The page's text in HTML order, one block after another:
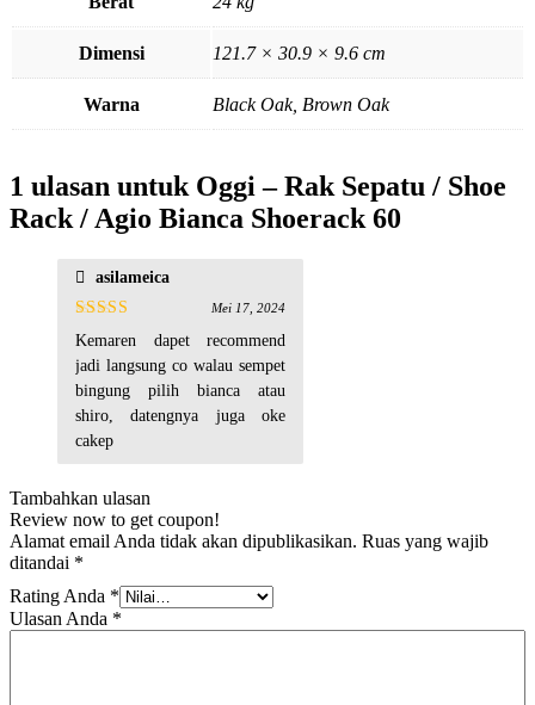
Dimensi 121.7 × 30.9 × 9.6 cm
Warna Black Oak, Brown Oak
1 ulasan untuk Oggi – Rak Sepatu / Shoe
Rack / Agio Bianca Shoerack 60
asilameica
Dinilai
dari 5
Mei 17, 2024
Kemaren dapet recommend
jadi langsung co walau sempet
bingung pilih bianca atau
shiro, datengnya juga oke
cakep
Tambahkan ulasan
Review now to get coupon!
Alamat email Anda tidak akan dipublikasikan. Ruas yang wajib
ditandai *
Rating Anda *
Ulasan Anda *